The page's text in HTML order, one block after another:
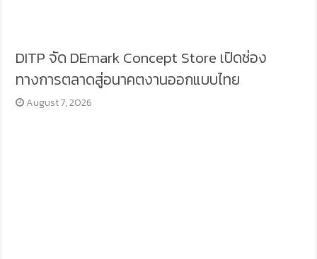
DITP จัด DEmark Concept Store เปิดช่อง
ทางการตลาดสู่อนาคตงานออกแบบไทย
August 7, 2026